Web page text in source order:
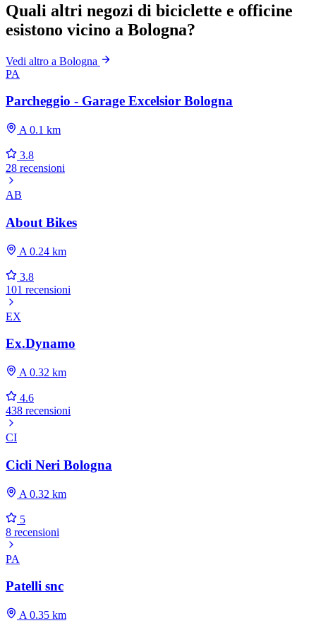
Quali altri negozi di biciclette e officine
esistono vicino a Bologna?
Vedi altro a Bologna
PA
Parcheggio - Garage Excelsior Bologna
A 0.1 km
3.8
28 recensioni
AB
About Bikes
A 0.24 km
3.8
101 recensioni
EX
Ex.Dynamo
A 0.32 km
4.6
438 recensioni
CI
Cicli Neri Bologna
A 0.32 km
5
8 recensioni
PA
Patelli snc
A 0.35 km